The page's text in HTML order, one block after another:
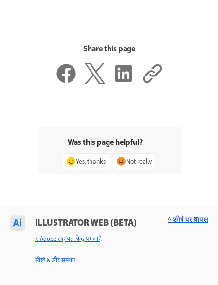
Share this page
Was this page helpful?
Yes, thanks Not really
ILLUSTRATOR WEB (BETA)
< Adobe सहायता केंद्र पर जाएँ
सीखें & और समर्थन
^ शीर्ष पर वापस